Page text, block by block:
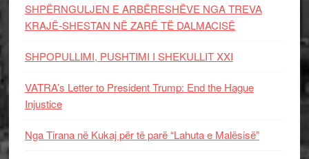
SHPËRNGULJEN E ARBËRESHËVE NGA TREVA
KRAJË-SHESTAN NË ZARË TË DALMACISË
SHPOPULLIMI, PUSHTIMI I SHEKULLIT XXI
VATRA’s Letter to President Trump: End the Hague
Injustice
Nga Tirana në Kukaj për të parë “Lahuta e Malësisë”